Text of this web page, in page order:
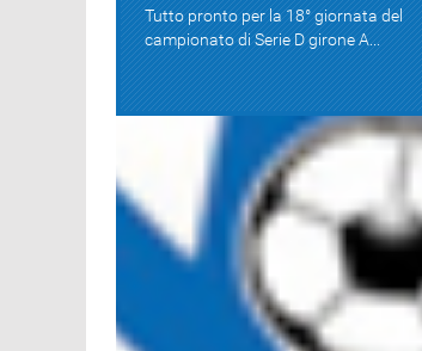
Tutto pronto per la 18° giornata del
campionato di Serie D girone A...